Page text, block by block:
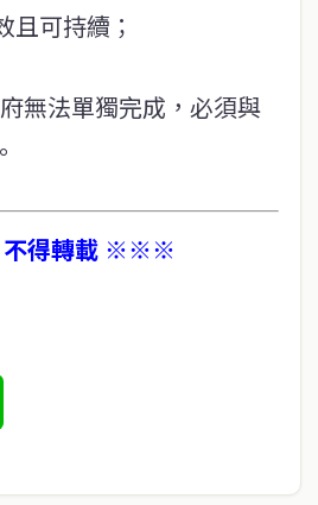
且可持續；
無法單獨完成，必須與
得轉載 ※※※